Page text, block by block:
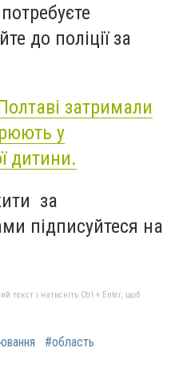
до поліції за
затримали
у
дитини.
за
підписуйтеся на
текст і натисніть Ctrl + Enter, щоб
#область